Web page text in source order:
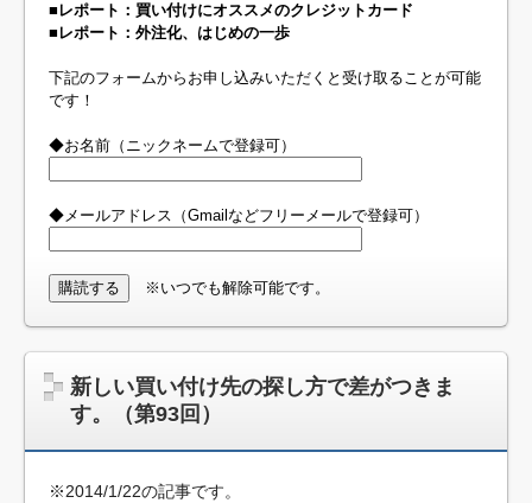
■レポート：買い付けにオススメのクレジットカード
■レポート：外注化、はじめの一歩
下記のフォームからお申し込みいただくと受け取ることが可能
です！
◆お名前（ニックネームで登録可）
◆メールアドレス（Gmailなどフリーメールで登録可）
※いつでも解除可能です。
新しい買い付け先の探し方で差がつきま
す。（第93回）
※2014/1/22の記事です。